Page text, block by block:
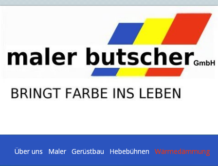
Über uns Maler Gerüstbau Hebebühnen Wärmedämmung